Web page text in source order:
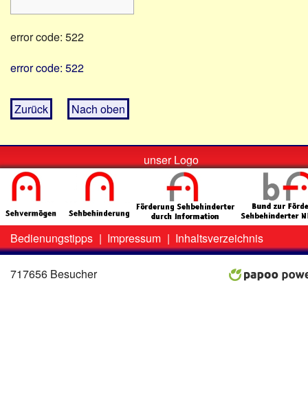
error code: 522
error code: 522
Zurück Nach oben
unser Logo
Zweit-
Menü
Bedienungstipps | Impressum | Inhaltsverzeichnis
717656 Besucher